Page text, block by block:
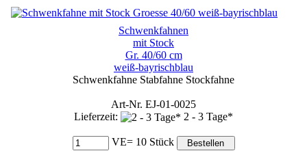
Schwenkfahnen
mit Stock
Gr. 40/60 cm
weiß-bayrischblau
Schwenkfahne Stabfahne Stockfahne
Art-Nr. EJ-01-0025
Lieferzeit:
2 - 3 Tage*
VE= 10 Stück